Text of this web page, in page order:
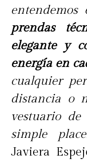
prendas
elegante y
energía en
cualquier
distancia o
vestuario
simple
Javiera